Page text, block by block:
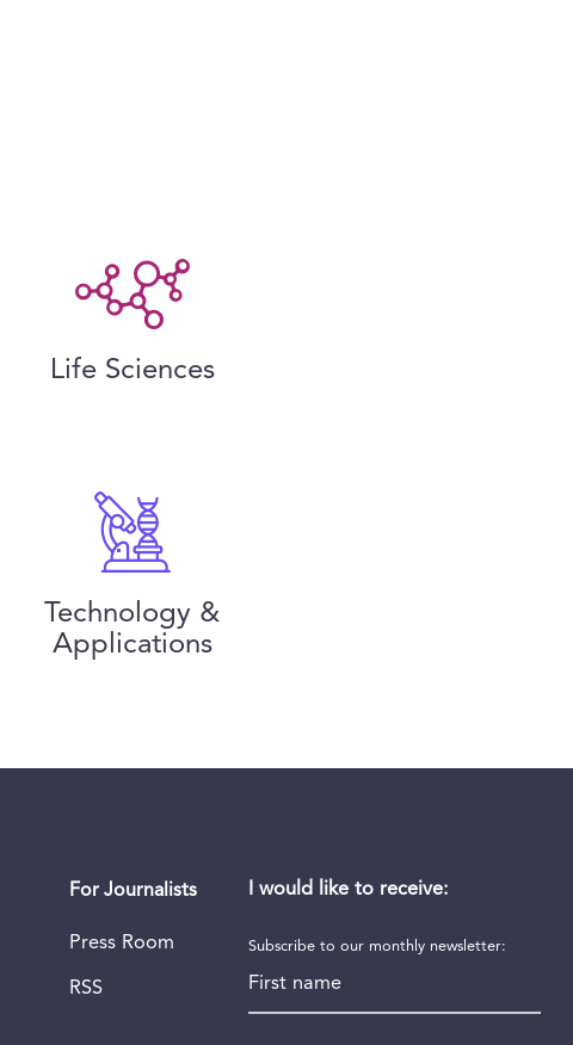
Life Sciences
Technology &
Applications
For Journalists
Press Room
RSS
I would like to receive:
Subscribe to our monthly newsletter: